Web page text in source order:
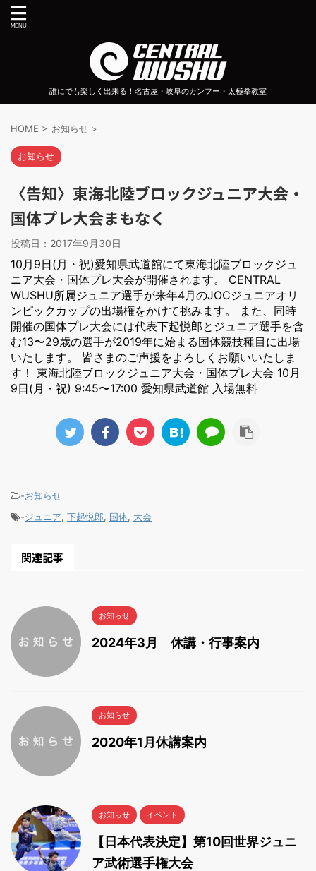
誰にでも楽しく出来る！名古屋・岐阜のカンフー・太極拳教室
HOME > お知らせ >
お知らせ
〈告知〉東海北陸ブロックジュニア大会・
国体プレ大会まもなく
投稿日： 2017年9月30日
10月9日(月・祝)愛知県武道館にて東海北陸ブロックジュ
ニア大会・国体プレ大会が開催されます。 CENTRAL
WUSHU所属ジュニア選手が来年4月のJOCジュニアオリ
ンピックカップの出場権をかけて挑みます。 また、同時
開催の国体プレ大会には代表下起悦郎とジュニア選手を含
む13〜29歳の選手が2019年に始まる国体競技種目に出場
いたします。 皆さまのご声援をよろしくお願いいたしま
す！ 東海北陸ブロックジュニア大会・国体プレ大会 10月
9日(月・祝) 9:45〜17:00 愛知県武道館 入場無料
-お知らせ
-ジュニア, 下起悦郎, 国体, 大会
関連記事
お知らせ
2024年3月 休講・行事案内
お知らせ
2020年1月休講案内
お知らせ イベント
【日本代表決定】第10回世界ジュニ
ア武術選手権大会